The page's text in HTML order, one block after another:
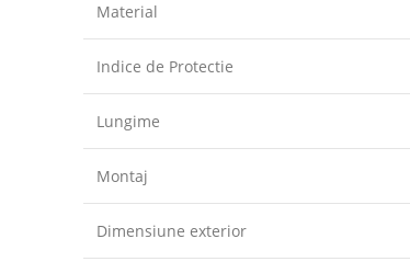
Material
Indice de Protectie
Lungime
Montaj
Dimensiune exterior